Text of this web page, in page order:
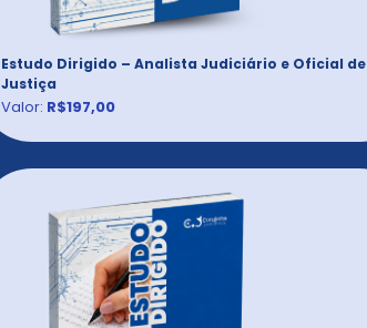
Estudo Dirigido – Analista Judiciário e Oficial de
Justiça
Valor: R$197,00